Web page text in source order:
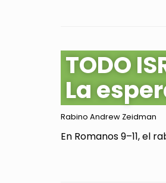
TODO
La
Rabino Andrew Zeidman
En Romanos 9–11, el